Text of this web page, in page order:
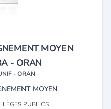
MOYEN
- ORAN
- ORAN
MOYEN
PUBLICS